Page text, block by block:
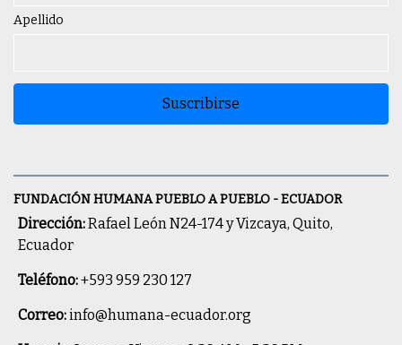
Apellido
Suscribirse
FUNDACIÓN HUMANA PUEBLO A PUEBLO - ECUADOR
Dirección:Rafael León N24-174 y Vizcaya, Quito,
Ecuador
Teléfono:+593 959 230 127
Correo:info@humana-ecuador.org